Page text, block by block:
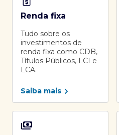
Renda fixa
Tudo sobre os
investimentos de
renda fixa como CDB,
Títulos Públicos, LCI e
LCA.
Saiba mais